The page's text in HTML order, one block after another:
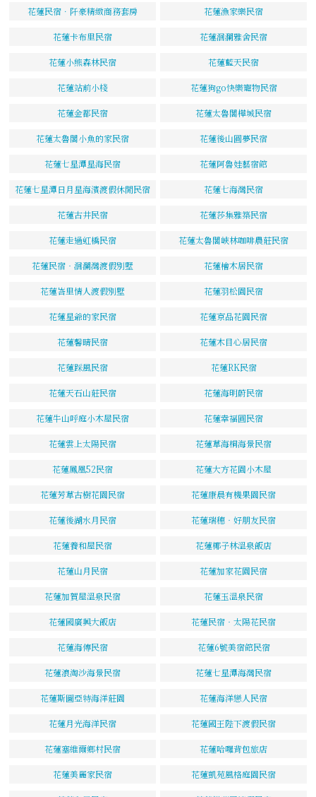
花蓮民宿．阡豪精緻商務套房 花蓮漁家樂民宿
花蓮卡布里民宿 花蓮洄瀾雅舍民宿
花蓮小熊森林民宿 花蓮藍天民宿
花蓮站前小棧 花蓮狗go快樂寵物民宿
花蓮金都民宿 花蓮太魯閣樺城民宿
花蓮太魯閣小魚的家民宿 花蓮後山圓夢民宿
花蓮七星潭星海民宿 花蓮阿魯娃藝宿館
花蓮七星潭日月星海濱渡假休閒民宿 花蓮七海灣民宿
花蓮古井民宿 花蓮莎集雅築民宿
花蓮走過虹橋民宿 花蓮太魯閣峽林咖啡農莊民宿
花蓮民宿‧洄瀾灣渡假別墅 花蓮檜木居民宿
花蓮峇里情人渡假別墅 花蓮羽松園民宿
花蓮星爺的家民宿 花蓮京品花園民宿
花蓮馨晴民宿 花蓮木目心居民宿
花蓮踩風民宿 花蓮RK民宿
花蓮天石山莊民宿 花蓮海明蔚民宿
花蓮牛山呼庭小木屋民宿 花蓮幸福圓民宿
花蓮雲上太陽民宿 花蓮草海桐海景民宿
花蓮鳳凰52民宿 花蓮大方花園小木屋
花蓮芳草古樹花園民宿 花蓮康晨有機果園民宿
花蓮後湖水月民宿 花蓮瑞穗‧好朋友民宿
花蓮養和屋民宿 花蓮椰子林溫泉飯店
花蓮山月民宿 花蓮加家花園民宿
花蓮加賀屋溫泉民宿 花蓮玉溫泉民宿
花蓮國廣興大飯店 花蓮民宿‧太陽花民宿
花蓮海傳民宿 花蓮6號美宿館民宿
花蓮浪淘沙海景民宿 花蓮七星潭海灣民宿
花蓮斯圖亞特海洋莊園 花蓮海洋戀人民宿
花蓮月光海洋民宿 花蓮國王陛下渡假民宿
花蓮塞維爾鄉村民宿 花蓮哈囉背包旅店
花蓮美麗家民宿 花蓮凱苑風格庭園民宿